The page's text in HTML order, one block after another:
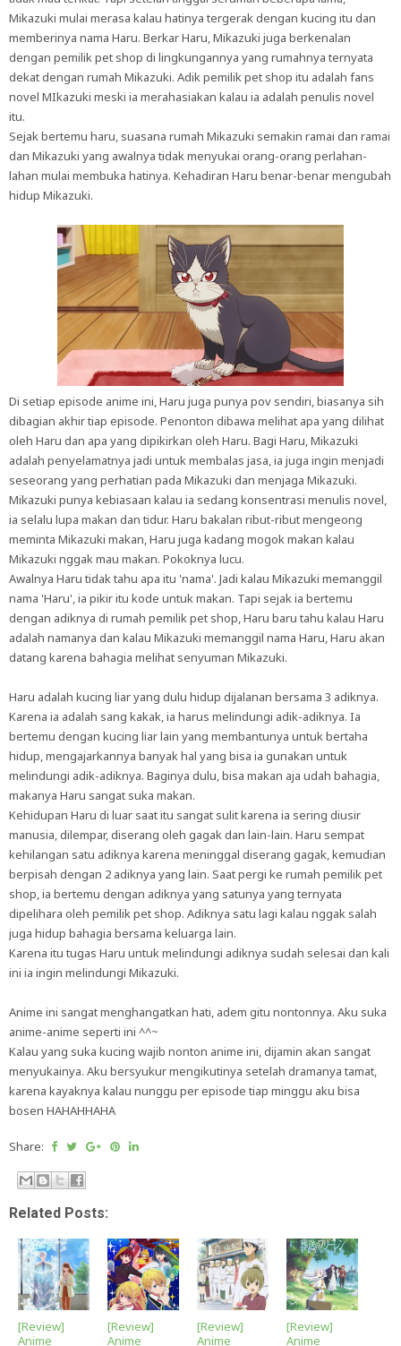
Mikazuki mulai merasa kalau hatinya tergerak dengan kucing itu dan
memberinya nama Haru. Berkar Haru, Mikazuki juga berkenalan
dengan pemilik pet shop di lingkungannya yang rumahnya ternyata
dekat dengan rumah Mikazuki. Adik pemilik pet shop itu adalah fans
novel MIkazuki meski ia merahasiakan kalau ia adalah penulis novel
itu.
Sejak bertemu haru, suasana rumah Mikazuki semakin ramai dan ramai
dan Mikazuki yang awalnya tidak menyukai orang-orang perlahan-
lahan mulai membuka hatinya. Kehadiran Haru benar-benar mengubah
hidup Mikazuki.
Di setiap episode anime ini, Haru juga punya pov sendiri, biasanya sih
dibagian akhir tiap episode. Penonton dibawa melihat apa yang dilihat
oleh Haru dan apa yang dipikirkan oleh Haru. Bagi Haru, Mikazuki
adalah penyelamatnya jadi untuk membalas jasa, ia juga ingin menjadi
seseorang yang perhatian pada Mikazuki dan menjaga Mikazuki.
Mikazuki punya kebiasaan kalau ia sedang konsentrasi menulis novel,
ia selalu lupa makan dan tidur. Haru bakalan ribut-ribut mengeong
meminta Mikazuki makan, Haru juga kadang mogok makan kalau
Mikazuki nggak mau makan. Pokoknya lucu.
Awalnya Haru tidak tahu apa itu 'nama'. Jadi kalau Mikazuki memanggil
nama 'Haru', ia pikir itu kode untuk makan. Tapi sejak ia bertemu
dengan adiknya di rumah pemilik pet shop, Haru baru tahu kalau Haru
adalah namanya dan kalau Mikazuki memanggil nama Haru, Haru akan
datang karena bahagia melihat senyuman Mikazuki.
Haru adalah kucing liar yang dulu hidup dijalanan bersama 3 adiknya.
Karena ia adalah sang kakak, ia harus melindungi adik-adiknya. Ia
bertemu dengan kucing liar lain yang membantunya untuk bertaha
hidup, mengajarkannya banyak hal yang bisa ia gunakan untuk
melindungi adik-adiknya. Baginya dulu, bisa makan aja udah bahagia,
makanya Haru sangat suka makan.
Kehidupan Haru di luar saat itu sangat sulit karena ia sering diusir
manusia, dilempar, diserang oleh gagak dan lain-lain. Haru sempat
kehilangan satu adiknya karena meninggal diserang gagak, kemudian
berpisah dengan 2 adiknya yang lain. Saat pergi ke rumah pemilik pet
shop, ia bertemu dengan adiknya yang satunya yang ternyata
dipelihara oleh pemilik pet shop. Adiknya satu lagi kalau nggak salah
juga hidup bahagia bersama keluarga lain.
Karena itu tugas Haru untuk melindungi adiknya sudah selesai dan kali
ini ia ingin melindungi Mikazuki.
Anime ini sangat menghangatkan hati, adem gitu nontonnya. Aku suka
anime-anime seperti ini ^^~
Kalau yang suka kucing wajib nonton anime ini, dijamin akan sangat
menyukainya. Aku bersyukur mengikutinya setelah dramanya tamat,
karena kayaknya kalau nunggu per episode tiap minggu aku bisa
bosen HAHAHHAHA
Share:
Related Posts:
[Review]
Anime
[Review]
Anime
[Review]
Anime
[Review]
Anime